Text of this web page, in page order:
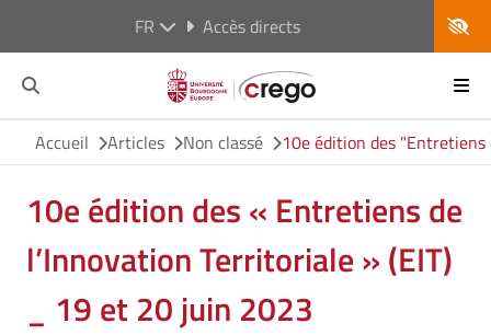
FR Accès directs
Accueil Articles Non classé 10e édition des
10e édition des « Entretiens de
l’Innovation Territoriale » (EIT)
_ 19 et 20 juin 2023